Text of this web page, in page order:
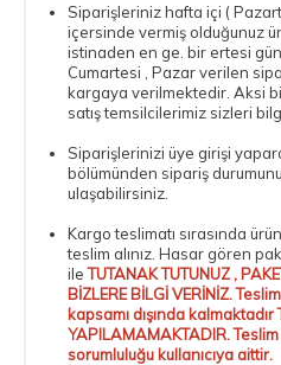
Siparişleriniz hafta içi (
içersinde vermiş olduğunuz
istinaden en ge. bir ertesi gün
Cumartesi , Pazar verilen
kargaya verilmektedir. Aksi
satış temsilcilerimiz sizleri
Siparişlerinizi üye girişi
bölümünden sipariş
ulaşabilirsiniz.
Kargo teslimatı sırasında
teslim alınız. Hasar gören
ileTUTANAK TUTUNUZ ,
BİZLERE BİLGİ VERİNİZ.
kapsamı dışında kalmaktadır
YAPILAMAMAKTADIR.
sorumluluğu kullanıcıya aittir.